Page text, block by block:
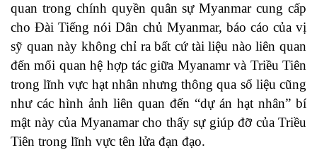
quan trong chính quyền quân sự Myanmar cung cấp
cho Đài Tiếng nói Dân chủ Myanmar, báo cáo của vị
sỹ quan này không chỉ ra bất cứ tài liệu nào liên quan
đến mối quan hệ hợp tác giữa Myanamr và Triều Tiên
trong lĩnh vực hạt nhân nhưng thông qua số liệu cũng
như các hình ảnh liên quan đến “dự án hạt nhân” bí
mật này của Myanamar cho thấy sự giúp đỡ của Triều
Tiên trong lĩnh vực tên lửa đạn đạo.